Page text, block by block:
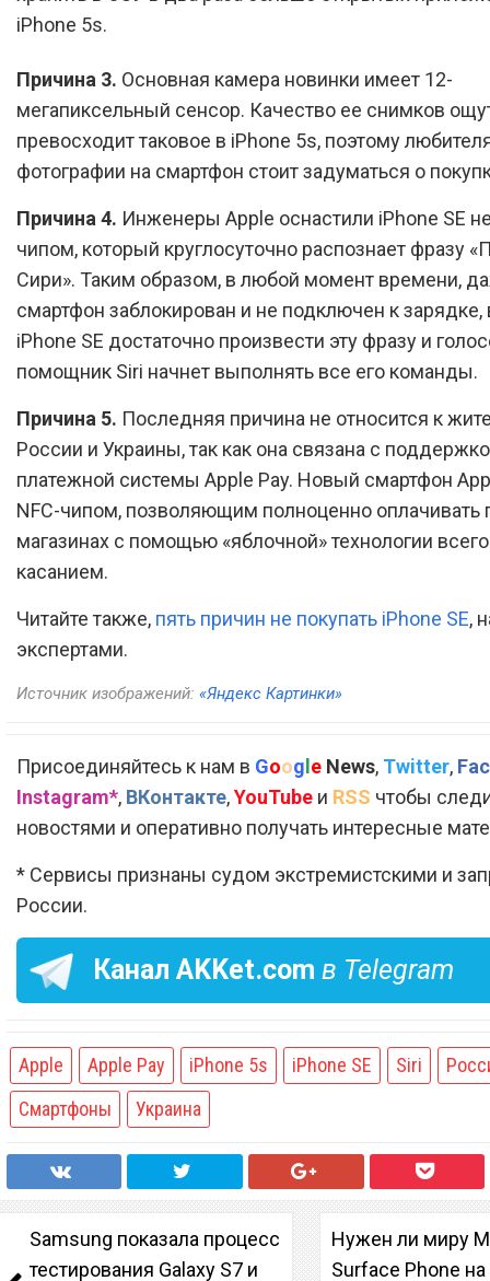
iPhone 5s.
Причина 3. Основная камера новинки имеет 12-
мегапиксельный сенсор. Качество ее снимков
превосходит таковое в iPhone 5s, поэтому
фотографии на смартфон стоит задуматься о
Причина 4. Инженеры Apple оснастили iPhone SE
чипом, который круглосуточно распознает фразу
Сири». Таким образом, в любой момент времени,
смартфон заблокирован и не подключен к зарядке,
iPhone SE достаточно произвести эту фразу и
помощник Siri начнет выполнять все его команды.
Причина 5. Последняя причина не относится к
России и Украины, так как она связана с
платежной системы Apple Pay. Новый смартфон
NFC-чипом, позволяющим полноценно оплачивать
магазинах с помощью «яблочной» технологии
касанием.
Читайте также, пять причин не покупать iPhone SE,
экспертами.
Источник изображений: «Яндекс Картинки»
Присоединяйтесь к нам в Goog e News, Twitter,
Instagram*, ВКонтакте,YouTube и RSS чтобы
новостями и оперативно получать интересные
* Сервисы признаны судом экстремистскими и
России.
Канал AKKet.com в Telegram
Apple Apple Pay iPhone 5s iPhone SE Siri
Смартфоны
Украина
Samsung показала процесс
тестирования Galaxy S7 и
Нужен ли миру
Surface Phone на